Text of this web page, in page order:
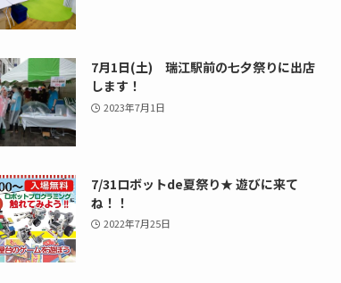
7月1日(土) 瑞江駅前の七夕祭りに出店
します！
2023年7月1日
7/31ロボットde夏祭り★ 遊びに来て
ね！！
2022年7月25日